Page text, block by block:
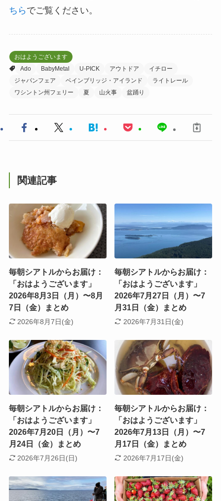
ちら でご覧ください。
おはようございます
Ado
BabyMetal U-PICK アウトドア
イチロー
ジャパンフェア
ベインブリッジ・アイランド
ライトレール
ワシントン州フェリー
夏 山火事 盆踊り
関連記事
毎朝シアトルからお届け：
「おはようございます」
2026年8月3日（月）〜8月
7日（金）まとめ
2026年8月7日(金)
毎朝シアトルからお届け：
「おはようございます」
2026年7月27日（月）〜7
月31日（金）まとめ
2026年7月31日(金)
毎朝シアトルからお届け：
「おはようございます」
2026年7月20日（月）〜7
月24日（金）まとめ
2026年7月26日(日)
毎朝シアトルからお届け：
「おはようございます」
2026年7月13日（月）〜7
月17日（金）まとめ
2026年7月17日(金)